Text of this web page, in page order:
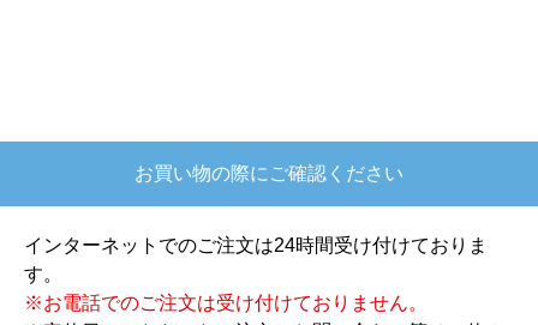
お買い物の際にご確認ください
インターネットでのご注文は24時間受け付けておりま
す。
※お電話でのご注文は受け付けておりません。